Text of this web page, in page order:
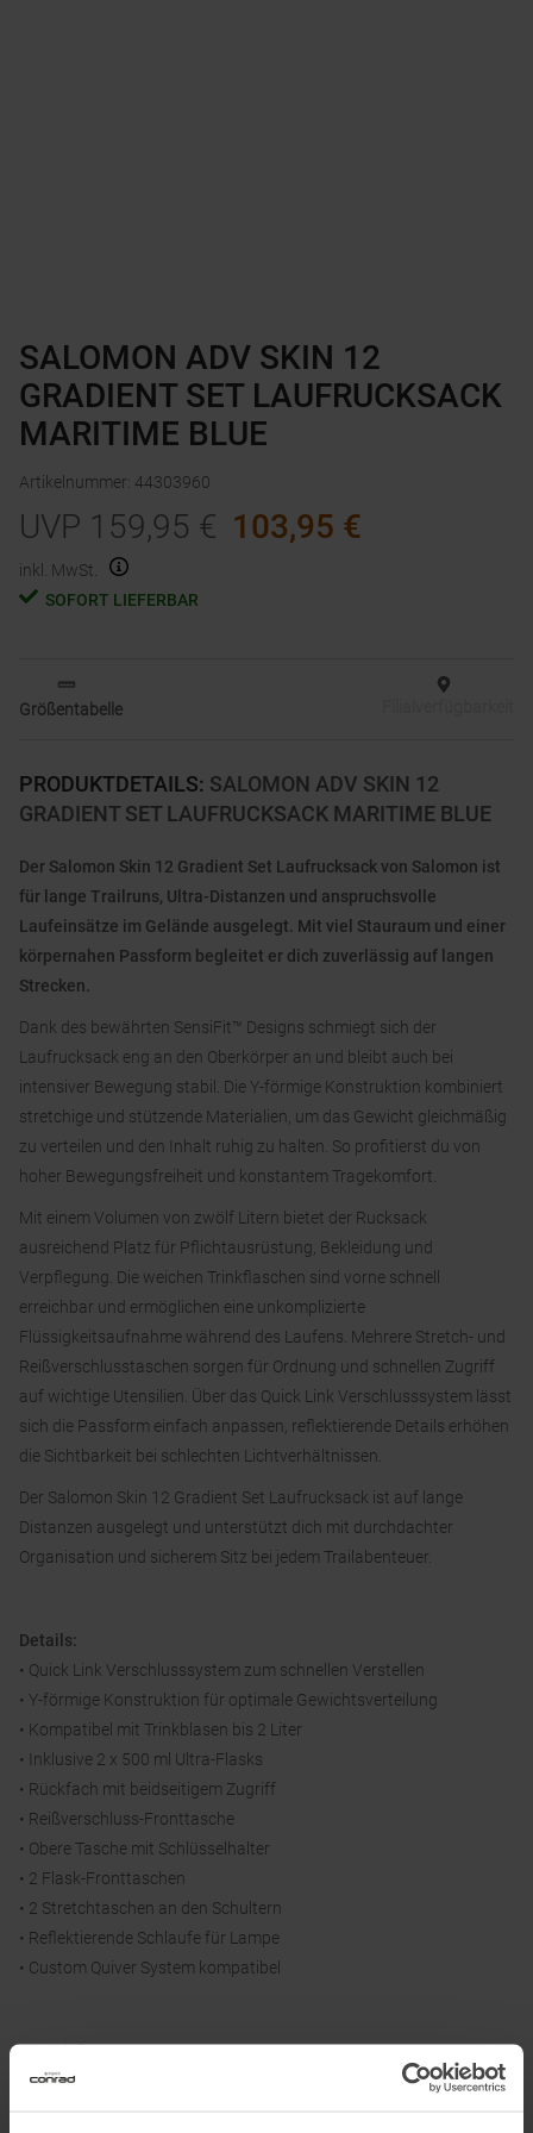
PRODUKTDETAILS: SALOMON ADV SKIN 12
GRADIENT SET LAUFRUCKSACK MARITIME BLUE
Der Salomon Skin 12 Gradient Set Laufrucksack von Salomon ist
für lange Trailruns, Ultra-Distanzen und anspruchsvolle
Laufeinsätze im Gelände ausgelegt. Mit viel Stauraum und einer
körpernahen Passform begleitet er dich zuverlässig auf langen
Strecken.
Dank des bewährten SensiFit™ Designs schmiegt sich der
Laufrucksack eng an den Oberkörper an und bleibt auch bei
intensiver Bewegung stabil. Die Y-förmige Konstruktion kombiniert
stretchige und stützende Materialien, um das Gewicht gleichmäßig
zu verteilen und den Inhalt ruhig zu halten. So profitierst du von
hoher Bewegungsfreiheit und konstantem Tragekomfort.
Mit einem Volumen von zwölf Litern bietet der Rucksack
ausreichend Platz für Pflichtausrüstung, Bekleidung und
Verpflegung. Die weichen Trinkflaschen sind vorne schnell
erreichbar und ermöglichen eine unkomplizierte
Flüssigkeitsaufnahme während des Laufens. Mehrere Stretch- und
Reißverschlusstaschen sorgen für Ordnung und schnellen Zugriff
auf wichtige Utensilien. Über das Quick Link Verschlusssystem lässt
sich die Passform einfach anpassen, reflektierende Details erhöhen
die Sichtbarkeit bei schlechten Lichtverhältnissen.
Der Salomon Skin 12 Gradient Set Laufrucksack ist auf lange
Distanzen ausgelegt und unterstützt dich mit durchdachter
Organisation und sicherem Sitz bei jedem Trailabenteuer.
Details:
• Quick Link Verschlusssystem zum schnellen Verstellen
• Y-förmige Konstruktion für optimale Gewichtsverteilung
• Kompatibel mit Trinkblasen bis 2 Liter
• Inklusive 2 x 500 ml Ultra-Flasks
• Rückfach mit beidseitigem Zugriff
• Reißverschluss-Fronttasche
• Obere Tasche mit Schlüsselhalter
• 2 Flask-Fronttaschen
• 2 Stretchtaschen an den Schultern
• Reflektierende Schlaufe für Lampe
• Custom Quiver System kompatibel
Material:
• Einsatz am Rumpf: 88 % Polyamid, 12 % Elasthan
SALOMON ADV SKIN 12
GRADIENT SET LAUFRUCKSACK
MARITIME BLUE
Artikelnummer: 44303960
UVP 159,95 € 103,95 €
inkl. MwSt.
SOFORT LIEFERBAR
Größentabelle